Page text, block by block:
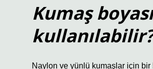
Kumaş
Naylon ve yünlü kumaşlar için bir